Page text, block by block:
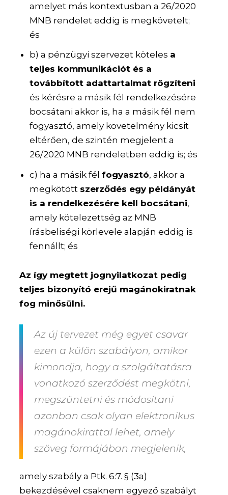
amelyet más kontextusban a 26/2020
MNB rendelet eddig is megkövetelt;
és
b) a pénzügyi szervezet köteles a
teljes kommunikációt és a
továbbított adattartalmat rögzíteni
és kérésre a másik fél rendelkezésére
bocsátani akkor is, ha a másik fél nem
fogyasztó, amely követelmény kicsit
eltérően, de szintén megjelent a
26/2020 MNB rendeletben eddig is; és
c) ha a másik fél fogyasztó, akkor a
megkötött szerződés egy példányát
is a rendelkezésére kell bocsátani,
amely kötelezettség az MNB
írásbeliségi körlevele alapján eddig is
fennállt; és
Az így megtett jognyilatkozat pedig
teljes bizonyító erejű magánokiratnak
fog minősülni.
Az új tervezet még egyet csavar
ezen a külön szabályon, amikor
kimondja, hogy a szolgáltatásra
vonatkozó szerződést megkötni,
megszüntetni és módosítani
azonban csak olyan elektronikus
magánokirattal lehet, amely
szöveg formájában megjelenik,
amely szabály a Ptk. 6:7. § (3a)
bekezdésével csaknem egyező szabályt